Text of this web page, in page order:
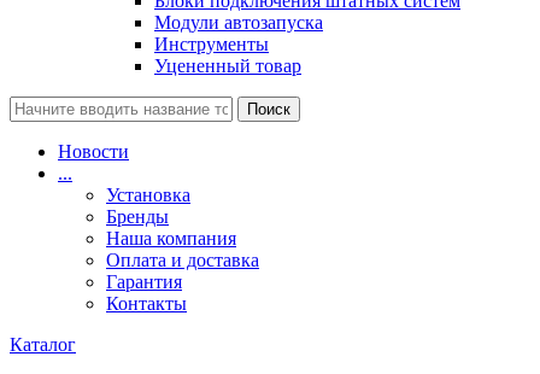
Модули автозапуска
Инструменты
Уцененный товар
Поиск
Новости
...
Установка
Бренды
Наша компания
Оплата и доставка
Гарантия
Контакты
Каталог